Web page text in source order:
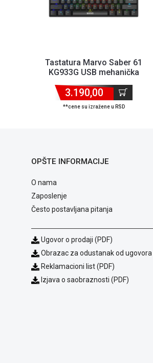
Tastatura Marvo Saber 61
KG933G USB mehanička
3.190,00
**cene su izražene u RSD
OPŠTE INFORMACIJE
O nama
Zaposlenje
Često postavljana pitanja
Ugovor o prodaji (PDF)
Obrazac za odustanak od ugovora
Reklamacioni list (PDF)
Izjava o saobraznosti (PDF)